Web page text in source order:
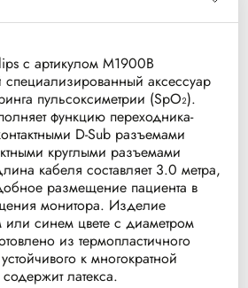
с артикулом M1900B
специализированный аксессуар
пульсоксиметрии (SpO₂).
функцию переходника-
D-Sub разъемами
круглыми разъемами
кабеля составляет 3.0 метра,
размещение пациента в
монитора. Изделие
синем цвете с диаметром
из термопластичного
к многократной
латекса.